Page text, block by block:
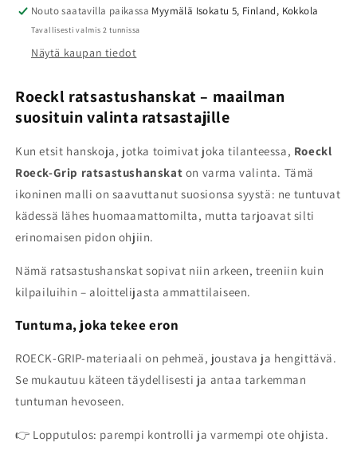
–
ja
määrää
–
ja
määrää
Nouto saatavilla paikassa Myymälä Isokatu 5, Finland, Kokkola
Tavallisesti valmis 2 tunnissa
Näytä kaupan tiedot
Roeckl ratsastushanskat – maailman
suosituin valinta ratsastajille
Kun etsit hanskoja, jotka toimivat joka tilanteessa, Roeckl
Roeck-Grip ratsastushanskat on varma valinta. Tämä
ikoninen malli on saavuttanut suosionsa syystä: ne tuntuvat
kädessä lähes huomaamattomilta, mutta tarjoavat silti
erinomaisen pidon ohjiin.
Nämä ratsastushanskat sopivat niin arkeen, treeniin kuin
kilpailuihin – aloittelijasta ammattilaiseen.
Tuntuma, joka tekee eron
ROECK-GRIP-materiaali on pehmeä, joustava ja hengittävä.
Se mukautuu käteen täydellisesti ja antaa tarkemman
tuntuman hevoseen.
👉 Lopputulos: parempi kontrolli ja varmempi ote ohjista.